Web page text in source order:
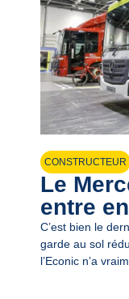
CONSTRUCTEUR
Le
entre
C’est bien le
garde au sol
l’Econic n’a